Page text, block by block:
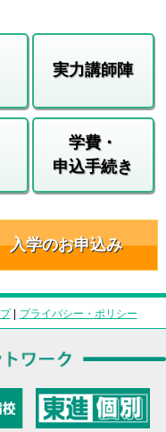
実力講師陣
学費・
申込手続き
入学のお申込み
| プライバシー・ポリシー